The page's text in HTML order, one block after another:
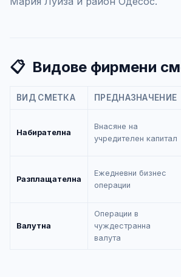
📋 Видове фирмени
ВИД СМЕТКА ПРЕДНАЗНАЧЕНИЕ
Набирателна
Внасяне на
учредителен капитал
Разплащателна
Ежедневни бизнес
операции
Валутна
Операции в
чуждестранна
валута